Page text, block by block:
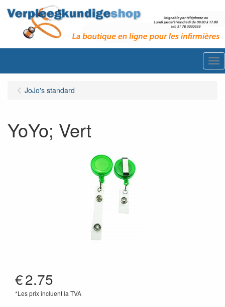
JoJo's standard
YoYo; Vert
€2.75
*Les prix incluent la TVA